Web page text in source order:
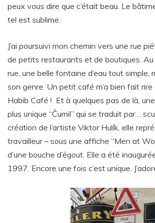
peux vous dire que c’était beau. Le
tel est sublime.
J’ai poursuivi mon chemin vers une rue
de petits restaurants et de boutiques.
rue, une belle fontaine d’eau tout simple,
son genre. Un petit café m’a bien fait
Habib Café ! Et à quelques pas de là,
plus unique “Čumil” qui se traduit par…
création de l’artiste Viktor Hulík, elle
travailleur – sous une affiche “Men at
d’une bouche d’égout. Elle a été
1997. Encore une fois c’est unique.